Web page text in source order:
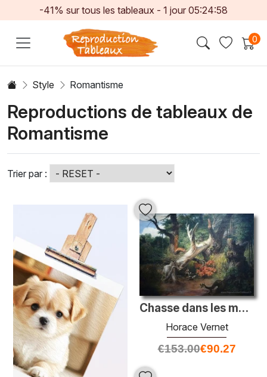
-41% sur tous les tableaux -1 jour 05:24:55
0
Style Romantisme
Reproductions de tableaux de
Romantisme
Trier par :
Chasse dans les marais Pontin
Horace Vernet
€153.00€90.27